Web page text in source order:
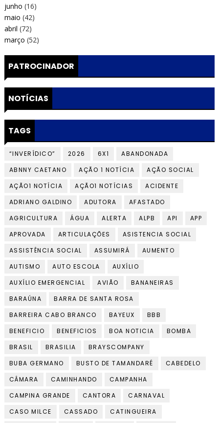
junho (16)
maio (42)
abril (72)
março (52)
PATROCINADOR
NOTÍCIAS
TAGS
“INVERÍDICO” 2026 6X1
ABANDONADA
ABNNY CAETANO
AÇÃO 1 NOTÍCIA
AÇÃO SOCIAL
AÇÃO1 NOTÍCIA
AÇÃO1 NOTÍCIAS
ACIDENTE
ADRIANO GALDINO
ADUTORA
AFASTADO
AGRICULTURA
ÁGUA ALERTA ALPB API
APP
APROVADA
ARTICULAÇÕES
ASISTENCIA SOCIAL
ASSISTÊNCIA SOCIAL
ASSUMIRÁ
AUMENTO
AUTISMO
AUTO ESCOLA
AUXÍLIO
AUXÍLIO EMERGENCIAL
AVIÃO
BANANEIRAS
BARAÚNA
BARRA DE SANTA ROSA
BARREIRA CABO BRANCO
BAYEUX
BBB
BENEFICIO
BENEFICIOS BOA NOTICIA
BOMBA
BRASIL
BRASILIA
BRAYSCOMPANY
BUBA GERMANO
BUSTO DE TAMANDARÉ
CABEDELO
CÂMARA
CAMINHANDO
CAMPANHA
CAMPINA GRANDE
CANTORA
CARNAVAL
CASO MILCE
CASSADO
CATINGUEIRA